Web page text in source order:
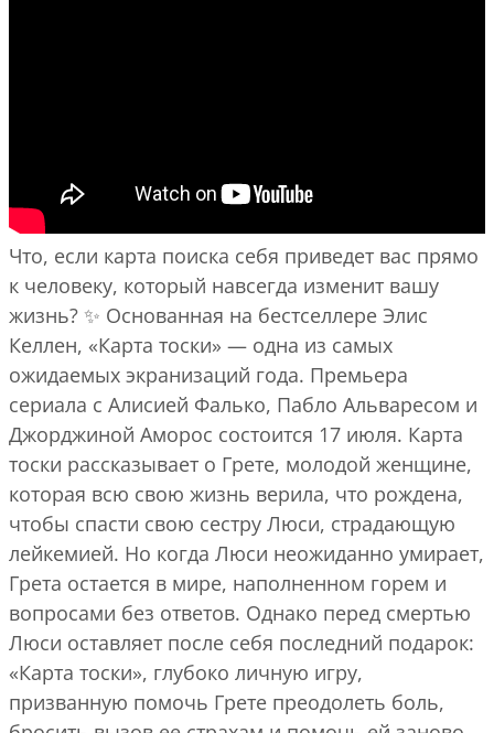
Что, если карта поиска себя приведет вас прямо
к человеку, который навсегда изменит вашу
жизнь? ✨ Основанная на бестселлере Элис
Келлен, «Карта тоски» — одна из самых
ожидаемых экранизаций года. Премьера
сериала с Алисией Фалько, Пабло Альваресом и
Джорджиной Аморос состоится 17 июля. Карта
тоски рассказывает о Грете, молодой женщине,
которая всю свою жизнь верила, что рождена,
чтобы спасти свою сестру Люси, страдающую
лейкемией. Но когда Люси неожиданно умирает,
Грета остается в мире, наполненном горем и
вопросами без ответов. Однако перед смертью
Люси оставляет после себя последний подарок:
«Карта тоски», глубоко личную игру,
призванную помочь Грете преодолеть боль,